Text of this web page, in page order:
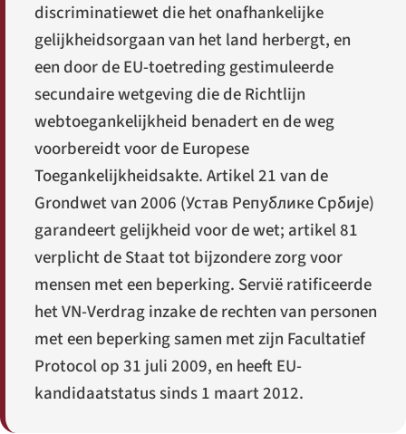
discriminatiewet die het onafhankelijke
gelijkheidsorgaan van het land herbergt, en
een door de EU-toetreding gestimuleerde
secundaire wetgeving die de Richtlijn
webtoegankelijkheid benadert en de weg
voorbereidt voor de Europese
Toegankelijkheidsakte. Artikel 21 van de
Grondwet van 2006 (Устав Републике Србије)
garandeert gelijkheid voor de wet; artikel 81
verplicht de Staat tot bijzondere zorg voor
mensen met een beperking. Servië ratificeerde
het VN-Verdrag inzake de rechten van personen
met een beperking samen met zijn Facultatief
Protocol op 31 juli 2009, en heeft EU-
kandidaatstatus sinds 1 maart 2012.